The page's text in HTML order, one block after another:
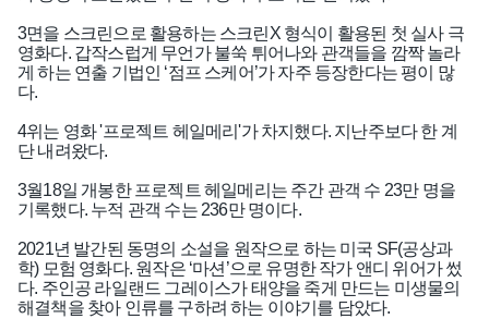
3면을 스크린으로 활용하는 스크린X 형식이 활용된 첫 실사 극
영화다. 갑작스럽게 무언가 불쑥 튀어나와 관객들을 깜짝 놀라
게 하는 연출 기법인 ‘점프 스케어’가 자주 등장한다는 평이 많
다.
4위는 영화 '프로젝트 헤일메리'가 차지했다. 지난주보다 한 계
단 내려왔다.
3월18일 개봉한 프로젝트 헤일메리는 주간 관객 수 23만 명을
기록했다. 누적 관객 수는 236만 명이다.
2021년 발간된 동명의 소설을 원작으로 하는 미국 SF(공상과
학) 모험 영화다. 원작은 ‘마션’으로 유명한 작가 앤디 위어가 썼
다. 주인공 라일랜드 그레이스가 태양을 죽게 만드는 미생물의
해결책을 찾아 인류를 구하려 하는 이야기를 담았다.